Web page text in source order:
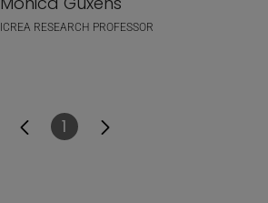
ICREA RESEARCH PROFESSOR
Página
1